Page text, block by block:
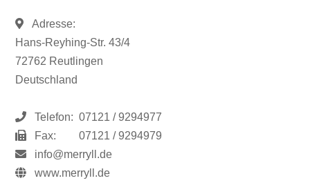
Adresse:
Hans-Reyhing-Str. 43/4
72762 Reutlingen
Deutschland
Telefon: 07121 / 9294977
Fax:
07121 / 9294979
info@merryll.de
www.merryll.de